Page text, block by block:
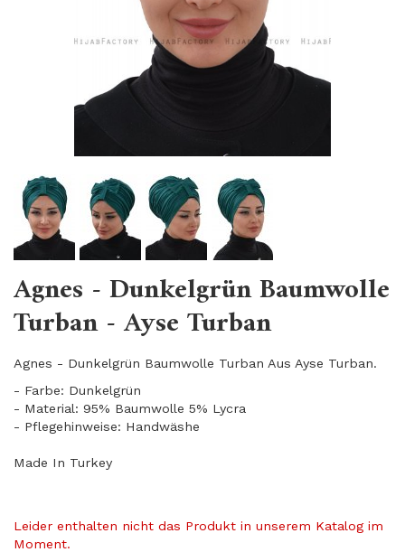
Agnes - Dunkelgrün Baumwolle
Turban - Ayse Turban
Agnes - Dunkelgrün Baumwolle Turban Aus Ayse Turban.
- Farbe: Dunkelgrün
- Material: 95% Baumwolle 5% Lycra
- Pflegehinweise: Handwäshe
Made In Turkey
Leider enthalten nicht das Produkt in unserem Katalog im
Moment.